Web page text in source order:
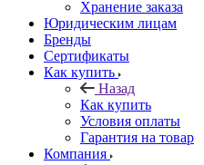
Хранение заказа
Юридическим лицам
Бренды
Сертификаты
Как купить
Назад
Как купить
Условия оплаты
Гарантия на товар
Компания